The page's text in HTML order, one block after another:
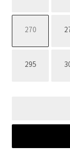
270재고없음
295재고없음